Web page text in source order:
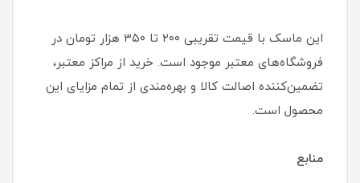
این ماسک با قیمت تقریبی ۲۰۰ تا ۳۵۰ هزار تومان در
فروشگاه‌های معتبر موجود است. خرید از مراکز معتبر،
تضمین‌کننده اصالت کالا و بهره‌مندی از تمام مزایای این
محصول است.
منابع